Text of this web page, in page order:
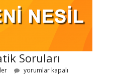
Soruları
yorumlar kapalı